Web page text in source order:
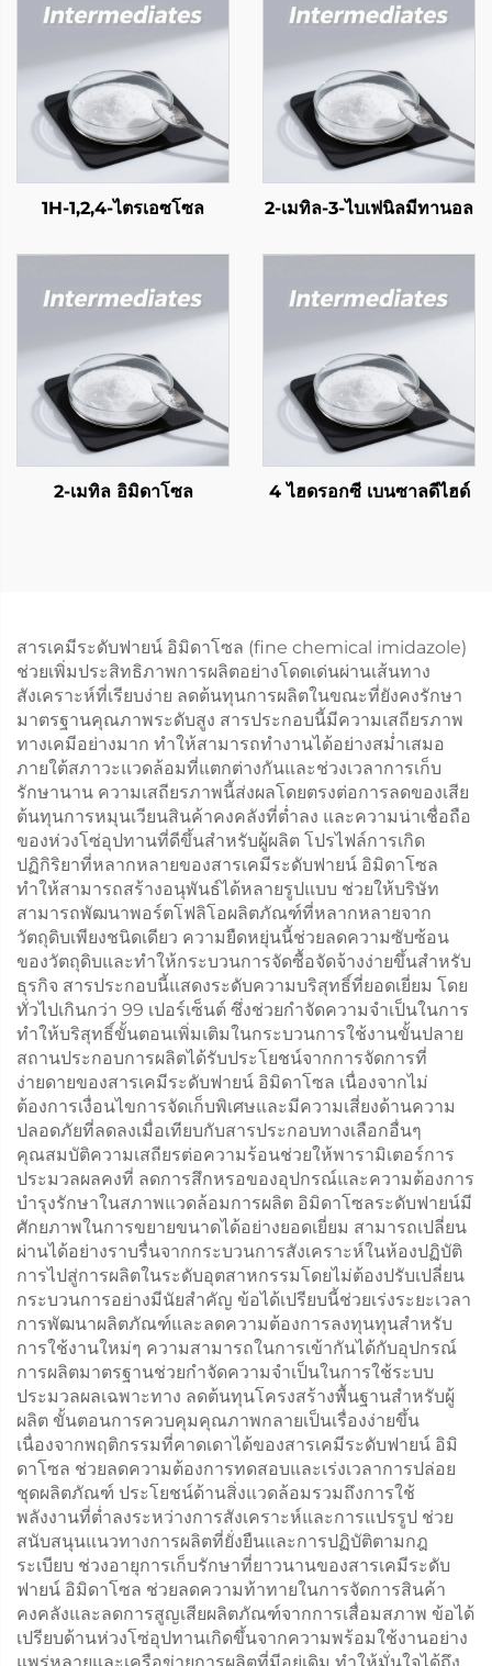
1H-1,2,4-ไตรเอซโซล 2-เมทิล-3-ไบเฟนิลมีทานอล
2-เมทิล อิมิดาโซล 4 ไฮดรอกซี เบนซาลดีไฮด์
สารเคมีระดับฟายน์ อิมิดาโซล (fine chemical imidazole)
ช่วยเพิ่มประสิทธิภาพการผลิตอย่างโดดเด่นผ่านเส้นทาง
สังเคราะห์ที่เรียบง่าย ลดต้นทุนการผลิตในขณะที่ยังคงรักษา
มาตรฐานคุณภาพระดับสูง สารประกอบนี้มีความเสถียรภาพ
ทางเคมีอย่างมาก ทำให้สามารถทำงานได้อย่างสม่ำเสมอ
ภายใต้สภาวะแวดล้อมที่แตกต่างกันและช่วงเวลาการเก็บ
รักษานาน ความเสถียรภาพนี้ส่งผลโดยตรงต่อการลดของเสีย
ต้นทุนการหมุนเวียนสินค้าคงคลังที่ต่ำลง และความน่าเชื่อถือ
ของห่วงโซ่อุปทานที่ดีขึ้นสำหรับผู้ผลิต โปรไฟล์การเกิด
ปฏิกิริยาที่หลากหลายของสารเคมีระดับฟายน์ อิมิดาโซล
ทำให้สามารถสร้างอนุพันธ์ได้หลายรูปแบบ ช่วยให้บริษัท
สามารถพัฒนาพอร์ตโฟลิโอผลิตภัณฑ์ที่หลากหลายจาก
วัตถุดิบเพียงชนิดเดียว ความยืดหยุ่นนี้ช่วยลดความซับซ้อน
ของวัตถุดิบและทำให้กระบวนการจัดซื้อจัดจ้างง่ายขึ้นสำหรับ
ธุรกิจ สารประกอบนี้แสดงระดับความบริสุทธิ์ที่ยอดเยี่ยม โดย
ทั่วไปเกินกว่า 99 เปอร์เซ็นต์ ซึ่งช่วยกำจัดความจำเป็นในการ
ทำให้บริสุทธิ์ขั้นตอนเพิ่มเติมในกระบวนการใช้งานขั้นปลาย
สถานประกอบการผลิตได้รับประโยชน์จากการจัดการที่
ง่ายดายของสารเคมีระดับฟายน์ อิมิดาโซล เนื่องจากไม่
ต้องการเงื่อนไขการจัดเก็บพิเศษและมีความเสี่ยงด้านความ
ปลอดภัยที่ลดลงเมื่อเทียบกับสารประกอบทางเลือกอื่นๆ
คุณสมบัติความเสถียรต่อความร้อนช่วยให้พารามิเตอร์การ
ประมวลผลคงที่ ลดการสึกหรอของอุปกรณ์และความต้องการ
บำรุงรักษาในสภาพแวดล้อมการผลิต อิมิดาโซลระดับฟายน์มี
ศักยภาพในการขยายขนาดได้อย่างยอดเยี่ยม สามารถเปลี่ยน
ผ่านได้อย่างราบรื่นจากกระบวนการสังเคราะห์ในห้องปฏิบัติ
การไปสู่การผลิตในระดับอุตสาหกรรมโดยไม่ต้องปรับเปลี่ยน
กระบวนการอย่างมีนัยสำคัญ ข้อได้เปรียบนี้ช่วยเร่งระยะเวลา
การพัฒนาผลิตภัณฑ์และลดความต้องการลงทุนทุนสำหรับ
การใช้งานใหม่ๆ ความสามารถในการเข้ากันได้กับอุปกรณ์
การผลิตมาตรฐานช่วยกำจัดความจำเป็นในการใช้ระบบ
ประมวลผลเฉพาะทาง ลดต้นทุนโครงสร้างพื้นฐานสำหรับผู้
ผลิต ขั้นตอนการควบคุมคุณภาพกลายเป็นเรื่องง่ายขึ้น
เนื่องจากพฤติกรรมที่คาดเดาได้ของสารเคมีระดับฟายน์ อิมิ
ดาโซล ช่วยลดความต้องการทดสอบและเร่งเวลาการปล่อย
ชุดผลิตภัณฑ์ ประโยชน์ด้านสิ่งแวดล้อมรวมถึงการใช้
พลังงานที่ต่ำลงระหว่างการสังเคราะห์และการแปรรูป ช่วย
สนับสนุนแนวทางการผลิตที่ยั่งยืนและการปฏิบัติตามกฎ
ระเบียบ ช่วงอายุการเก็บรักษาที่ยาวนานของสารเคมีระดับ
ฟายน์ อิมิดาโซล ช่วยลดความท้าทายในการจัดการสินค้า
คงคลังและลดการสูญเสียผลิตภัณฑ์จากการเสื่อมสภาพ ข้อได้
เปรียบด้านห่วงโซ่อุปทานเกิดขึ้นจากความพร้อมใช้งานอย่าง